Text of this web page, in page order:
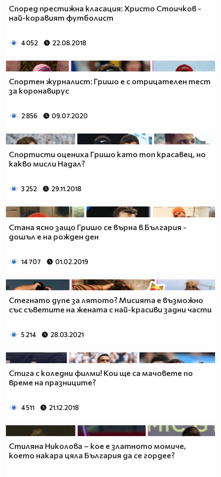
Според престижна класация: Христо Стоичков -
най-коравият футболист
4 052 22.08.2018
Спортен журналист: Гришо е с отрицателен тест
за коронавирус
2 856 09.07.2020
Спортисти оцениха Гришо като топ красавец, но
какво мисли Надал?
3 252 29.11.2018
Стана ясно защо Гришо се върна в България -
дошъл е на рожден ден
14 707 01.02.2019
Стегнато дупе за лятото? Мисията е възможно
със съветите на жената с най-красиви задни части
5 214 28.03.2021
Стига с коледни филми! Кои ще са мачовете по
време на празниците?
4 511 21.12.2018
Стиляна Николова – кое е златното момиче,
което накара цяла България да се гордее?